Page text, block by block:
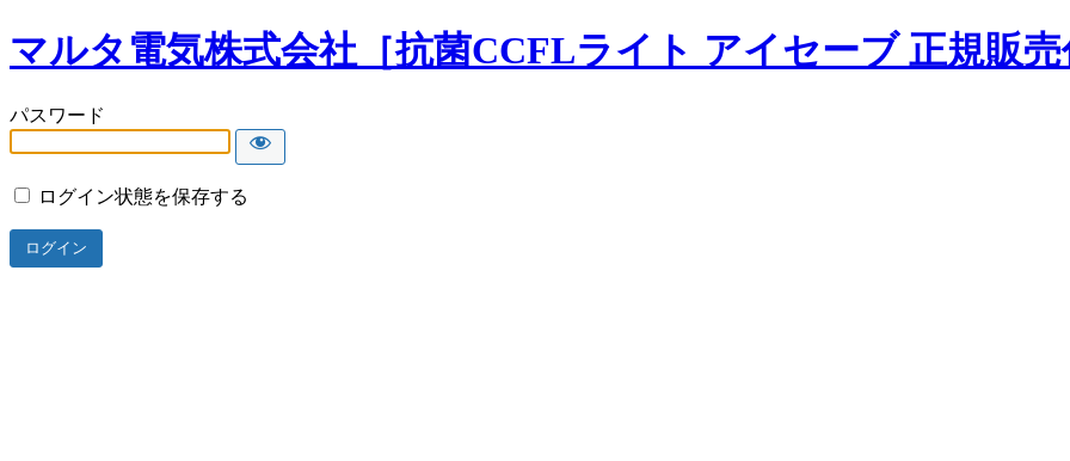
マルタ電気株式会社［抗菌CCFLライト アイセーブ 正規販売
パスワード
ログイン状態を保存する